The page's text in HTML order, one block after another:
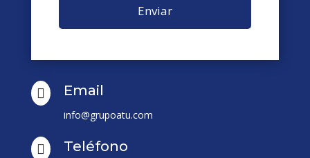
Enviar
 Email
info@grupoatu.com
 Teléfono